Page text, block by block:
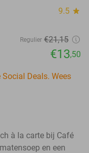
9.5 star
Regulier €21,15
€13,50
Deals. Wees
à la carte bij Café
en een